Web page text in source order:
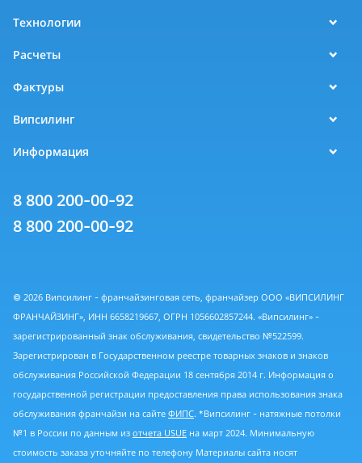
Технологии
Расчеты
Фактуры
Випсилинг
Информация
8 800 200-00-92
8 800 200-00-92
© 2026 Випсилинг - франчайзинговая сеть, франчайзер ООО «ВИПСИЛИНГ
ФРАНЧАЙЗИНГ», ИНН 6658219667, ОГРН 1056602857244. «Випсилинг» -
зарегистрированный знак обслуживания, свидетельство №522599.
Зарегистрирован в Государственном реестре товарных знаков и знаков
обслуживания Российской Федерации 18 сентября 2014 г. Информация о
государственной регистрации предоставления права использования знака
обслуживания франчайзи на сайте ФИПС. *Випсилинг - натяжные потолки
№1 в России по данным из отчета USUE на март 2024. Минимальную
стоимость заказа уточняйте по телефону Материалы сайта носят